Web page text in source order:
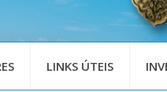
LINKS ÚTEIS